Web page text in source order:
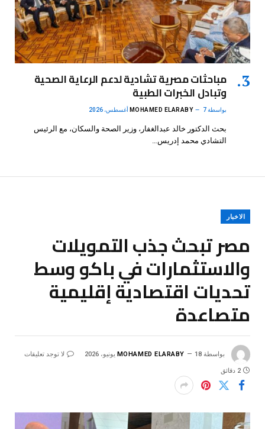
مباحثات مصرية تشادية لدعم الرعاية الصحية
وتبادل الخبرات الطبية
بواسطة MOHAMED ELARABY 7 أغسطس، 2026
بحث الدكتور خالد عبدالغفار، وزير الصحة والسكان، مع الرئيس
التشادي محمد إدريس…
الاخبار
مصر تبحث جذب التمويلات
والاستثمارات في باكو وسط
تحديات اقتصادية إقليمية
متصاعدة
بواسطة MOHAMED ELARABY 18 يونيو، 2026 لا توجد تعليقات
2 دقائق